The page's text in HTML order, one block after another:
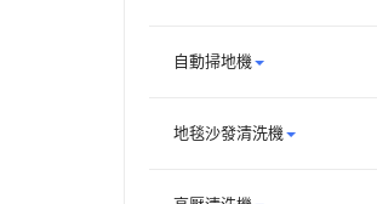
自動掃地機
地毯沙發清洗機